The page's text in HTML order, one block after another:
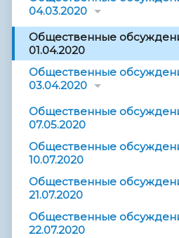
04.03.2020
Общественные
01.04.2020
Общественные
03.04.2020
Общественные
07.05.2020
Общественные
10.07.2020
Общественные
21.07.2020
Общественные
22.07.2020